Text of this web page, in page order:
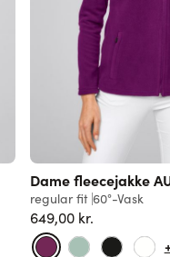
Dame fleecejakke
regular fit 60°-Vask
649,00 kr.